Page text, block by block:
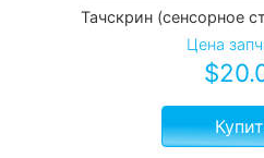
Тачскрин (сенсорное
Цена
$